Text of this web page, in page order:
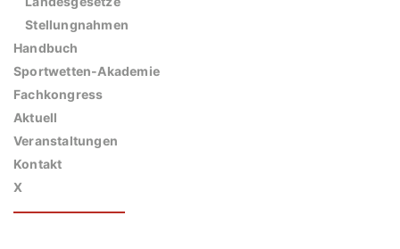
Stellungnahmen
Handbuch
Sportwetten-Akademie
Fachkongress
Aktuell
Veranstaltungen
Kontakt
X